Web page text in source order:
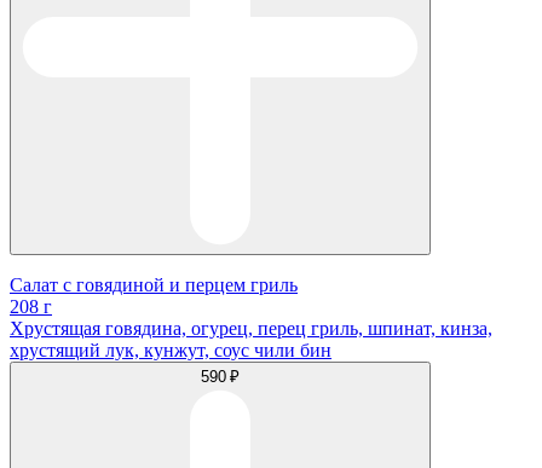
Салат с говядиной и перцем гриль
208 г
Хрустящая говядина, огурец, перец гриль, шпинат, кинза,
хрустящий лук, кунжут, соус чили бин
590 ₽